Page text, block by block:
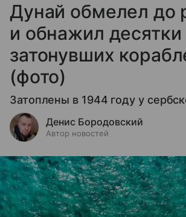
Дунай обмелел до
и обнажил десятки
затонувших
(фото)
Затоплены в 1944 году у
Денис Бородовский
Автор новостей